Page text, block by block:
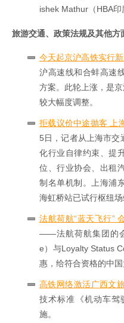
ishek Mathur（HBA印
旅游交通、政策法规及其他
今天起京沪高铁实行
沪高速线和合蚌高速
方案。此轮上涨，是
较大幅度调整。
拒载议价中途抛客 上
5日，记者从上海市交
化行业自律约束、提
位、行业协会、出租
制名单机制。上海浦
海虹桥站已试行枢纽场
法航荷航“蓝天飞行”
——法航荷航集团的
e）与Loyalty Status
惠，给符合资格的中国
高铁网络激活广西文
技术标准《机动车驾
施。